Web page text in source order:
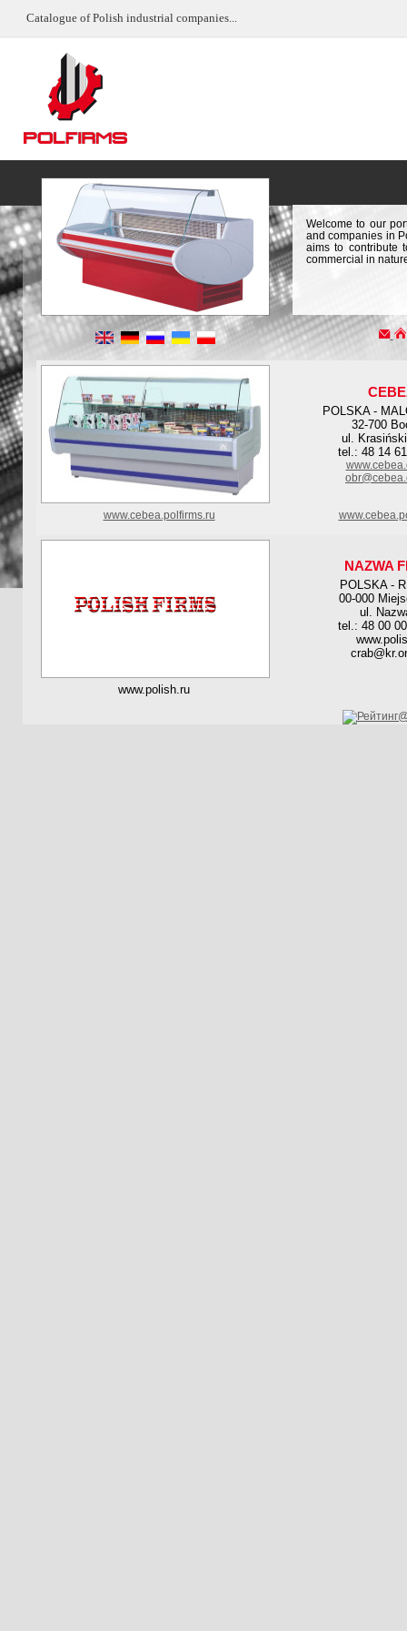
Catalogue of Polish industrial companies...
Welcome to our
and companies in
aims to contribute
commercial in
POLSKA -
32-700
ul.
tel.: 48 14
www.cebea.polfirms.ru
NAZWA
POLSKA -
00-000
ul.
tel.: 48 00
www.polish.ru